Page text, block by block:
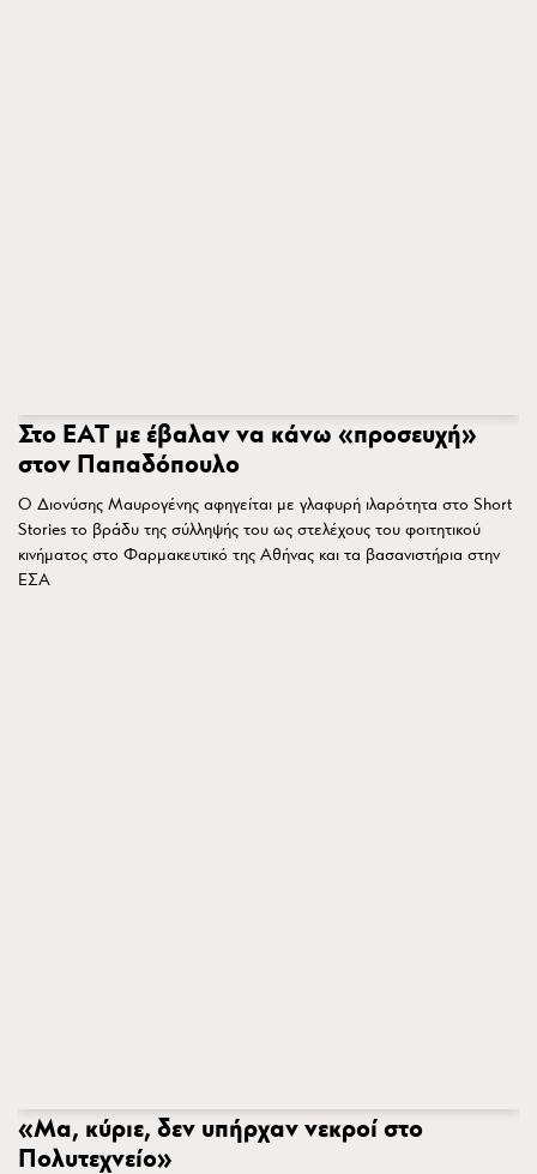
Στο ΕΑΤ με έβαλαν να κάνω «προσευχή»
στον Παπαδόπουλο
Ο Διονύσης Μαυρογένης αφηγείται με γλαφυρή ιλαρότητα στο Short
Stories το βράδυ της σύλληψής του ως στελέχους του φοιτητικού
κινήματος στο Φαρμακευτικό της Αθήνας και τα βασανιστήρια στην
ΕΣΑ
«Μα, κύριε, δεν υπήρχαν νεκροί στο
Πολυτεχνείο»